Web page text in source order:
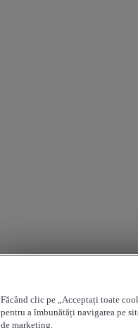
Făcând clic pe „Acceptați toate
pentru a îmbunătăți navigarea pe
de marketing.